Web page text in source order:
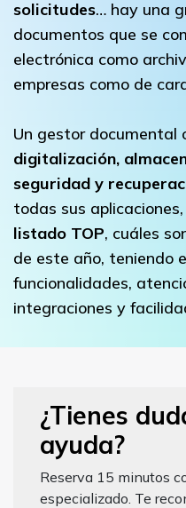
solicitudes… hay una
documentos que se
electrónica como
empresas como de
Un gestor documental
digitalización,
seguridad y
todas sus
listado TOP, cuáles
de este año, teniendo
funcionalidades,
integraciones y
¿Tienes
ayuda?
Reserva 15 minutos
especializado. Te